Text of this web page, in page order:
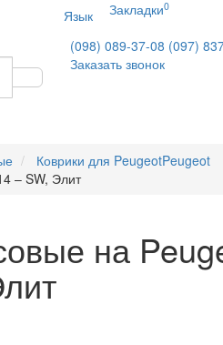
Язык Закладки0
(098) 089-37-08 (097)
Заказать звонок
Коврики для PeugeotPeugeot
– SW, Элит
на